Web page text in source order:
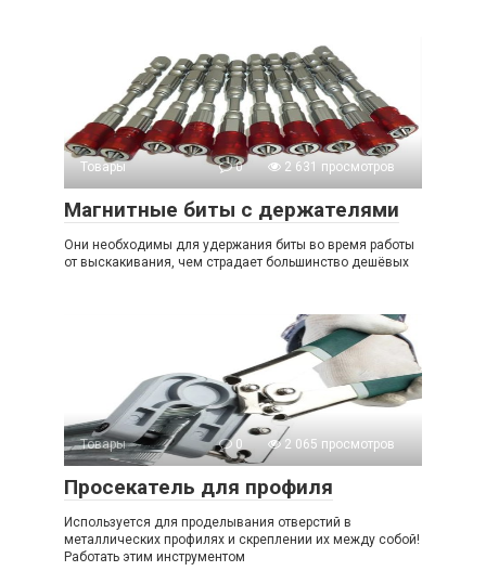
Товары 0 2 631 просмотров
Магнитные биты с держателями
Они необходимы для удержания биты во время работы
от выскакивания, чем страдает большинство дешёвых
Товары 0 2 065 просмотров
Просекатель для профиля
Используется для проделывания отверстий в
металлических профилях и скреплении их между собой!
Работать этим инструментом